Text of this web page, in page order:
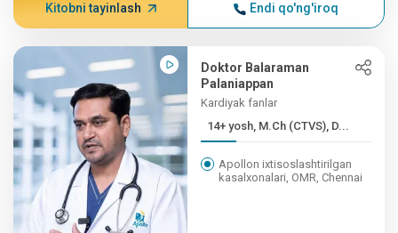
Kitobni tayinlash Endi qo'ng'iroq
Doktor Balaraman
Palaniappan
Kardiyak fanlar
14+ yosh, M.Ch (CTVS), D...
Apollon ixtisoslashtirilgan
kasalxonalari, OMR, Chennai